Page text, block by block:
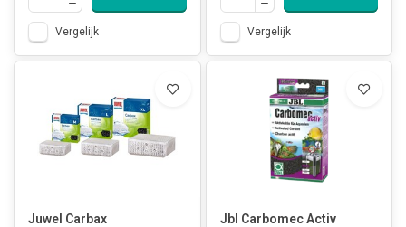
Vergelijk Vergelijk
Juwel Carbax Jbl Carbomec Activ